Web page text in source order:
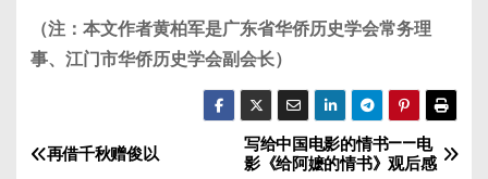
（注：本文作者黄柏军是广东省华侨历史学会常务理
事、江门市华侨历史学会副会长）
文
写给中国电影的情书——电
影《给阿嬷的情书》观后感
再借千秋赠俊以